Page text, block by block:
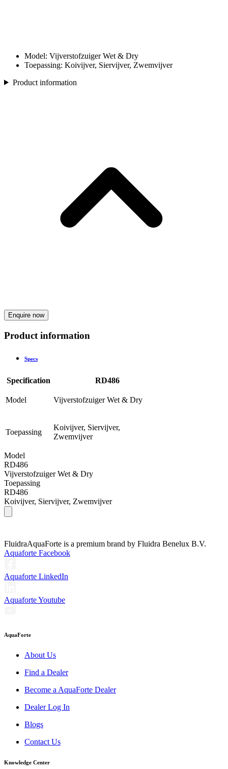
Model: Vijverstofzuiger Wet & Dry
Toepassing: Koivijver, Siervijver, Zwemvijver
Product information
Enquire now
Product information
Specs
Specification RD486
Model Vijverstofzuiger Wet & Dry
Toepassing
Koivijver, Siervijver,
Zwemvijver
Model
RD486
Vijverstofzuiger Wet & Dry
Toepassing
RD486
Koivijver, Siervijver, Zwemvijver
FluidraAquaForte is a premium brand by Fluidra Benelux B.V.
Aquaforte Facebook
Aquaforte LinkedIn
Aquaforte Youtube
AquaForte
About Us
Find a Dealer
Become a AquaForte Dealer
Dealer Log In
Blogs
Contact Us
Knowledge Center